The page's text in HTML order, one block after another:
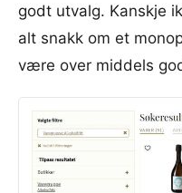
godt utvalg. Kanskje
alt snakk om et
være over middels